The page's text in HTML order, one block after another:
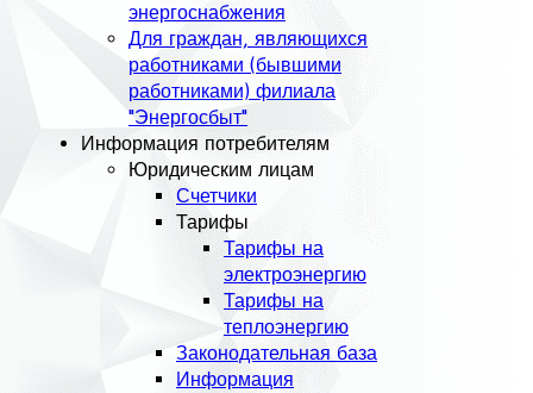
энергоснабжения
Для граждан, являющихся
работниками (бывшими
работниками) филиала
"Энергосбыт"
Информация потребителям
Юридическим лицам
Счетчики
Тарифы
Тарифы на
электроэнергию
Тарифы на
теплоэнергию
Законодательная база
Информация